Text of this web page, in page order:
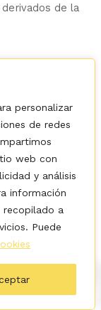
personalizar
de redes
web con
y análisis
información
recopilado a
Puede
de la
de sus clientes
(UE)
la Ley
y
con el resto
serán
los
gestionar
cumplir las